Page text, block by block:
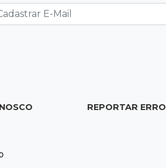
Foragido que se passava por pastor
o nome do pai a cada 2hREPORTAR ERRO